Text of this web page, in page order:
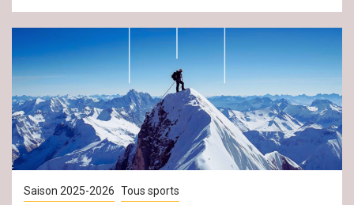
Saison 2025-2026 Tous sports